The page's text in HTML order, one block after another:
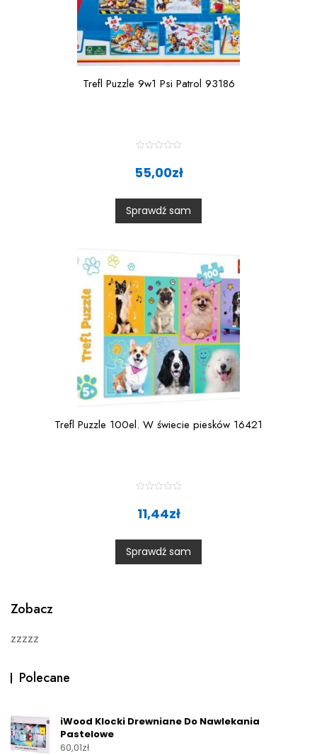
Trefl Puzzle 9w1 Psi Patrol 93186
t
0
o
u
t
55,00zł
Sprawdź sam
Trefl Puzzle 100el. W świecie piesków 16421
0
o
u
t
11,44zł
Sprawdź sam
Zobacz
zzzzz
Polecane
iWood Klocki Drewniane Do Nawlekania
Pastelowe
60,01zł